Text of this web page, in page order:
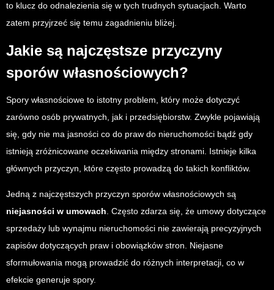
to klucz do odnalezienia się w tych trudnych sytuacjach. Warto
zatem przyjrzeć się temu zagadnieniu bliżej.
Jakie są najczęstsze przyczyny
sporów własnościowych?
Spory własnościowe to istotny problem, który może dotyczyć
zarówno osób prywatnych, jak i przedsiębiorstw. Zwykle pojawiają
się, gdy nie ma jasności co do praw do nieruchomości bądź gdy
istnieją zróżnicowane oczekiwania między stronami. Istnieje kilka
głównych przyczyn, które często prowadzą do takich konfliktów.
Jedną z najczęstszych przyczyn sporów własnościowych są
niejasności w umowach. Często zdarza się, że umowy dotyczące
sprzedaży lub wynajmu nieruchomości nie zawierają precyzyjnych
zapisów dotyczących praw i obowiązków stron. Niejasne
sformułowania mogą prowadzić do różnych interpretacji, co w
efekcie generuje spory.